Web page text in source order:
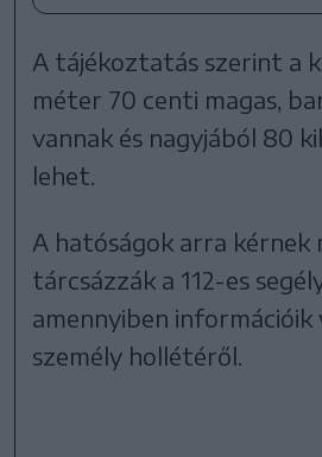
A tájékoztatás szerint a
méter 70 centi magas,
vannak és nagyjából 80
lehet.
A hatóságok arra kérnek
tárcsázzák a 112-es
amennyiben
személy hollétéről.